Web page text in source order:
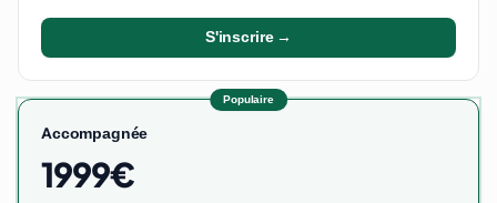
S'inscrire →
Populaire
Accompagnée
1999€